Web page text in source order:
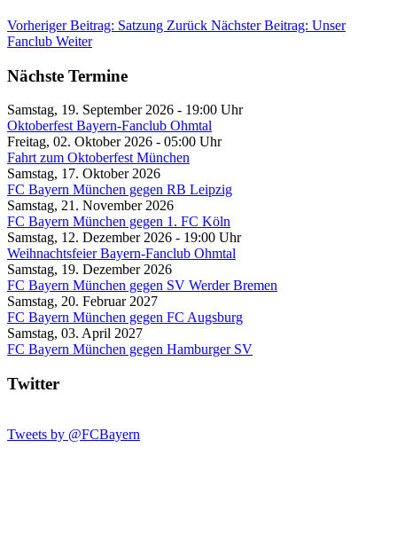
Vorheriger Beitrag: Satzung Zurück Nächster Beitrag: Unser
Fanclub Weiter
Nächste Termine
Samstag, 19. September 2026 - 19:00 Uhr
Oktoberfest Bayern-Fanclub Ohmtal
Freitag, 02. Oktober 2026 - 05:00 Uhr
Fahrt zum Oktoberfest München
Samstag, 17. Oktober 2026
FC Bayern München gegen RB Leipzig
Samstag, 21. November 2026
FC Bayern München gegen 1. FC Köln
Samstag, 12. Dezember 2026 - 19:00 Uhr
Weihnachtsfeier Bayern-Fanclub Ohmtal
Samstag, 19. Dezember 2026
FC Bayern München gegen SV Werder Bremen
Samstag, 20. Februar 2027
FC Bayern München gegen FC Augsburg
Samstag, 03. April 2027
FC Bayern München gegen Hamburger SV
Twitter
Tweets by @FCBayern